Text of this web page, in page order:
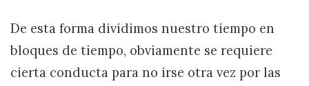
De esta forma dividimos nuestro tiempo en
bloques de tiempo, obviamente se requiere
cierta conducta para no irse otra vez por las